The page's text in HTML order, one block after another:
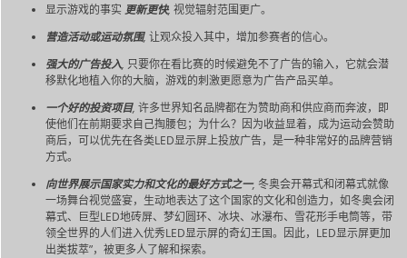
显示游戏的事实 更新更快, 视觉辐射范围更广。
营造活动或运动氛围, 让观众投入其中，增加参赛者的信心。
强大的广告投入, 只要你在看比赛的时候避免不了广告的输入，它就会潜
移默化地植入你的大脑，游戏的刺激更愿意为广告产品买单。
一个好的投资项目, 许多世界知名品牌都在为赞助商和供应商而奔波，即
使他们在前期要求自己掏腰包；为什么？因为收益显着，成为运动会赞助
商后，可以优先在各类LED显示屏上投放广告，是一种非常好的品牌营销
方式。
向世界展示国家实力和文化的最好方式之一, 冬奥会开幕式和闭幕式就像
一场舞台视觉盛宴，生动地表达了这个国家的文化和创造力，如冬奥会闭
幕式、巨型LED地砖屏、梦幻圆环、冰块、冰瀑布、雪花形手电筒等，带
领全世界的人们进入优秀LED显示屏的奇幻王国。因此，LED显示屏更加
出类拔萃”，被更多人了解和探索。